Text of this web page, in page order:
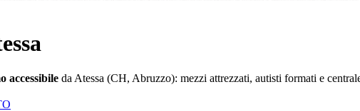
accessibile da Atessa (CH, Abruzzo): mezzi attrezzati, autisti formati e